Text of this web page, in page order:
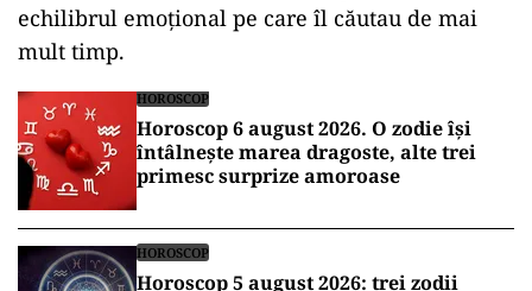
echilibrul emoțional pe care îl căutau de mai
mult timp.
HOROSCOP
Horoscop 6 august 2026. O zodie își
întâlnește marea dragoste, alte trei
primesc surprize amoroase
HOROSCOP
Horoscop 5 august 2026: trei zodii